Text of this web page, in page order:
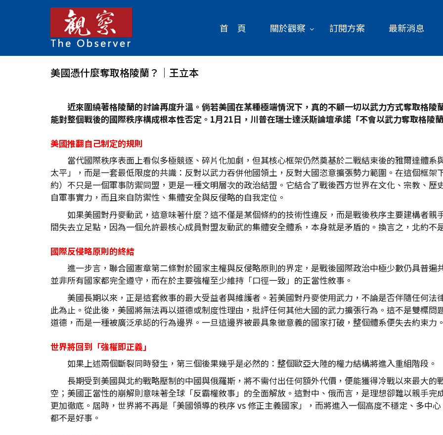
首 頁 關於觀察 訂閱方案 最新消息
美國憑什麼奪取格陵蘭？│王立本
近來圍繞著格陵蘭的討論再度升溫。倘若美國在某種極端情況下，真的不顧一切以武力方式奪取格
能對整個戰後的國際秩序構成根本性否定。1月21日，川普在瑞士達沃斯論壇承諾「不會以武力奪取格陵
美國推翻自己制定的規則
當代國際秩序表面上看似多極競逐、碎片化加劇，但其核心框架仍然奠基於二戰結束後的雅爾達體
太平」，而是一套最低限度的共識：反對以武力吞併他國領土，反對大國恣意擴張勢力範圍。在這個框架
約）不只是一個軍事防禦同盟，更是一種文明層次的政治結盟。它結合了戰後西方世界在文化、宗教、
自軍事實力，而且來自防禦性、集體安全與反侵略的自我定位。
如果美國對丹麥動武，這意味著什麼？這不僅是某個條約的技術性違反，而是戰後秩序主要建構者
間失去立足點，因為一個允許最核心成員對盟友動武的集體安全體系，本身就是矛盾的。換言之，北約
國際反侵略原則的終結
進一步言，聯合國憲章第二條對於國家主權與反侵略原則的界定，是戰後國際政治中極少數仍具普
並非所有國家都完全遵守，而在於主要強權至少維持「口徑一致」的正當性敘事。
美國長期以來，正是這套敘事的最大受益者與維護者。若美國對丹麥使用武力，不論是否伴隨任何
此為止。從此後，美國將無法再以道德或制度性理由，批評任何其他大國的武力擴張行為。這不是雙標
道德，而是一種被廣泛承認的行為邊界。一旦這邊界被最具象徵意義的國家打破，整個體系便失去約束力
世界將回到「強權即正義」
如果上述兩個斷裂同時發生，第三個後果幾乎是必然的：整個歐亞大陸的權力結構將進入重組階段。
長期受到美國與北約戰略壓制的中國與俄羅斯，將不需付出任何額外代價，便能獲得冷戰以來最大
空；美國正當性的崩解則意味著全球「反霸權敘事」的全面解放。這對中、俄而言，是理想卻難以親手
更加徹底。屆時，世界將不再是「美國領導的秩序 vs 修正主義國家」，而將進入一個高度不穩定、多中
都不是好事。